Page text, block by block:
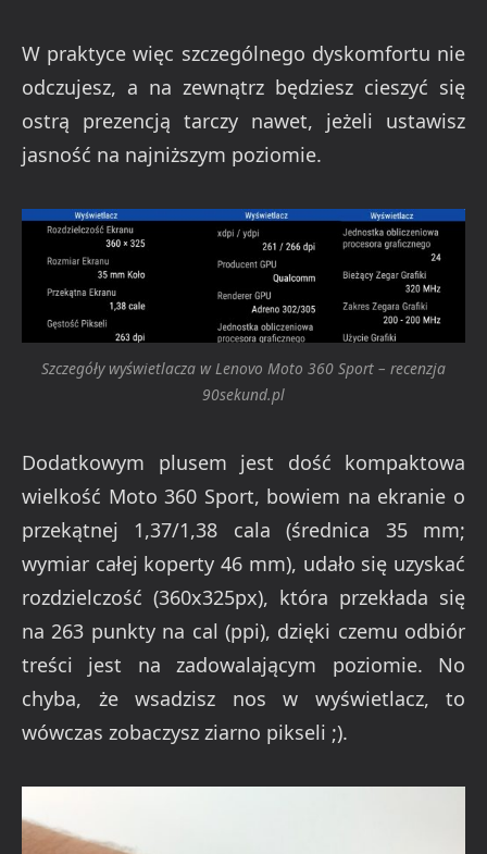
W praktyce więc szczególnego dyskomfortu nie
odczujesz, a na zewnątrz będziesz cieszyć się
ostrą prezencją tarczy nawet, jeżeli ustawisz
jasność na najniższym poziomie.
Szczegóły wyświetlacza w Lenovo Moto 360 Sport – recenzja
90sekund.pl
Dodatkowym plusem jest dość kompaktowa
wielkość Moto 360 Sport, bowiem na ekranie o
przekątnej 1,37/1,38 cala (średnica 35 mm;
wymiar całej koperty 46 mm), udało się uzyskać
rozdzielczość (360x325px), która przekłada się
na 263 punkty na cal (ppi), dzięki czemu odbiór
treści jest na zadowalającym poziomie. No
chyba, że wsadzisz nos w wyświetlacz, to
wówczas zobaczysz ziarno pikseli ;).